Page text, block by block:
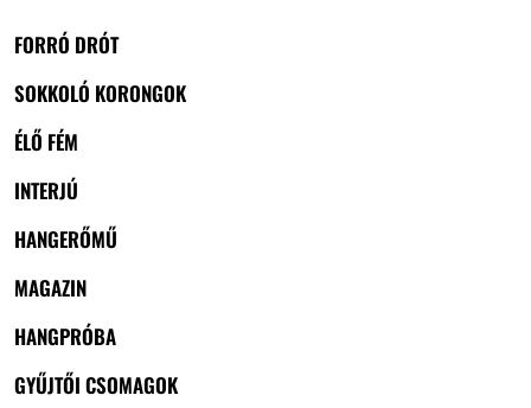
FORRÓ DRÓT
SOKKOLÓ KORONGOK
ÉLŐ FÉM
INTERJÚ
HANGERŐMŰ
MAGAZIN
HANGPRÓBA
GYŰJTŐI CSOMAGOK